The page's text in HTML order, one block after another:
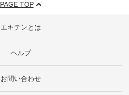
PAGE TOP
エキテンとは
ヘルプ
お問い合わせ